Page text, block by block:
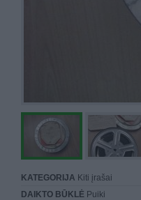
KATEGORIJA Kiti įrašai
DAIKTO BŪKLĖ Puiki